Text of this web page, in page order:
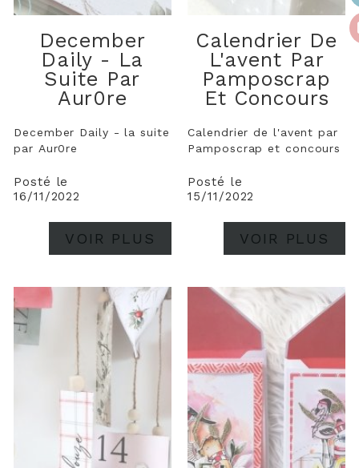
December
Daily - La
Suite Par
Aur0re
December Daily - la suite
par Aur0re
Posté le
16/11/2022
VOIR PLUS
Calendrier De
L'avent Par
Pamposcrap
Et Concours
Calendrier de l'avent par
Pamposcrap et concours
Posté le
15/11/2022
VOIR PLUS